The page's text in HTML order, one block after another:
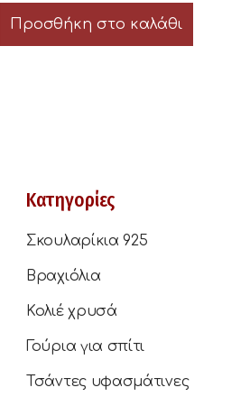
Προσθήκη στο καλάθι
Κατηγορίες
Σκουλαρίκια 925
Βραχιόλια
Κολιέ χρυσά
Γούρια για σπίτι
Τσάντες υφασμάτινες